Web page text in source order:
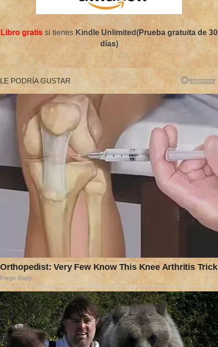
Libro gratis si tienes Kindle Unlimited(Prueba gratuita de 30
días)